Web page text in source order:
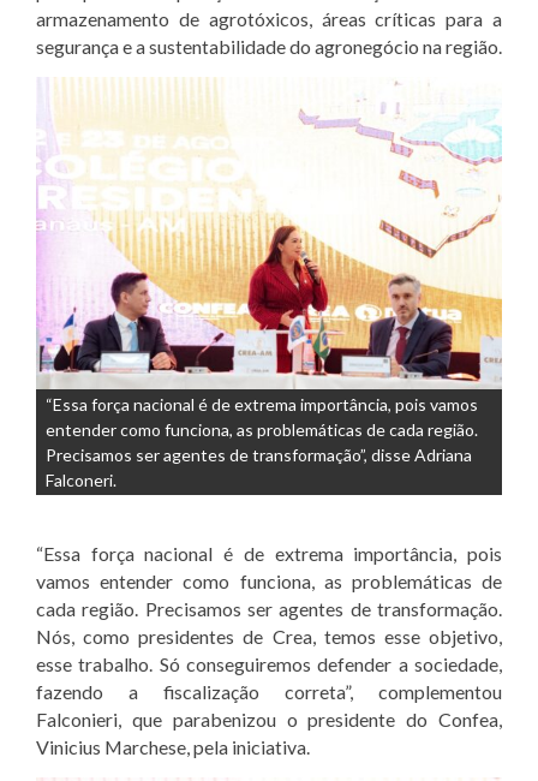
armazenamento de agrotóxicos, áreas críticas para a
segurança e a sustentabilidade do agronegócio na região.
“Essa força nacional é de extrema importância, pois vamos
entender como funciona, as problemáticas de cada região.
Precisamos ser agentes de transformação”, disse Adriana
Falconeri.
“Essa força nacional é de extrema importância, pois
vamos entender como funciona, as problemáticas de
cada região. Precisamos ser agentes de transformação.
Nós, como presidentes de Crea, temos esse objetivo,
esse trabalho. Só conseguiremos defender a sociedade,
fazendo a fiscalização correta”, complementou
Falconieri, que parabenizou o presidente do Confea,
Vinicius Marchese, pela iniciativa.